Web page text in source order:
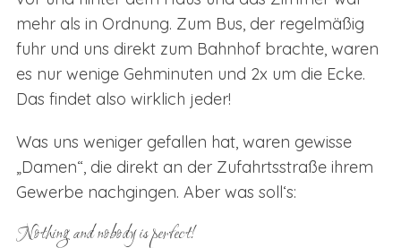
mehr als in Ordnung. Zum Bus, der regelmäßig
fuhr und uns direkt zum Bahnhof brachte, waren
es nur wenige Gehminuten und 2x um die Ecke.
Das findet also wirklich jeder!
Was uns weniger gefallen hat, waren gewisse
„Damen“, die direkt an der Zufahrtsstraße ihrem
Gewerbe nachgingen. Aber was soll‘s:
Nothing and nobody is perfect!